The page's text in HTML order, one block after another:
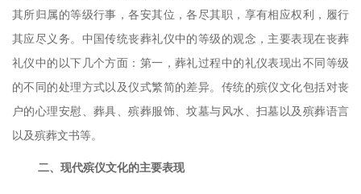
其所归属的等级行事，各安其位，各尽其职，享有相应权利，履行
其应尽义务。中国传统丧葬礼仪中的等级的观念，主要表现在丧葬
礼仪中的以下几个方面：第一，葬礼过程中的礼仪表现出不同等级
的不同的处理方式以及仪式繁简的差异。传统的殡仪文化包括对丧
户的心理安慰、葬具、殡葬服饰、坟墓与风水、扫墓以及殡葬语言
以及殡葬文书等。
二、 现代殡仪文化的主要表现